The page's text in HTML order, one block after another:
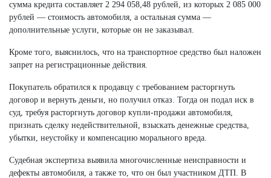
сумма кредита составляет 2 294 058,48 рублей, из которых 2 085 000
рублей — стоимость автомобиля, а остальная сумма —
дополнительные услуги, которые он не заказывал.
Кроме того, выяснилось, что на транспортное средство был наложен
запрет на регистрационные действия.
Покупатель обратился к продавцу с требованием расторгнуть
договор и вернуть деньги, но получил отказ. Тогда он подал иск в
суд, требуя расторгнуть договор купли-продажи автомобиля,
признать сделку недействительной, взыскать денежные средства,
убытки, неустойку и компенсацию морального вреда.
Судебная экспертиза выявила многочисленные неисправности и
дефекты автомобиля, а также то, что он был участником ДТП. В